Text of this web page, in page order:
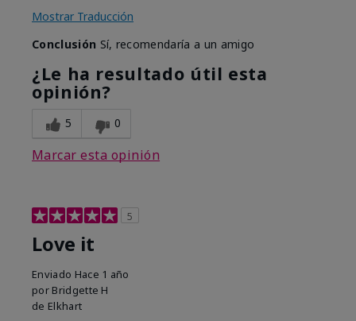
Mostrar Traducción
Conclusión Sí, recomendaría a un amigo
¿Le ha resultado útil esta
opinión?
5 0
Marcar esta opinión
5
Love it
Enviado Hace 1 año
por Bridgette H
de Elkhart